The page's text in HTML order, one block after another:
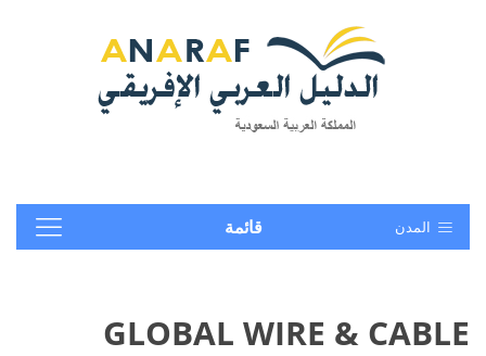
قائمة المدن
GLOBAL WIRE & CABLE